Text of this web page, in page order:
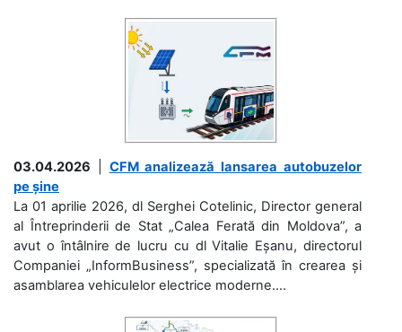
03.04.2026
CFM analizează lansarea autobuzelor
pe șine
La 01 aprilie 2026, dl Serghei Cotelinic, Director general
al Întreprinderii de Stat „Calea Ferată din Moldova”, a
avut o întâlnire de lucru cu dl Vitalie Eșanu, directorul
Companiei „InformBusiness”, specializată în crearea și
asamblarea vehiculelor electrice moderne....